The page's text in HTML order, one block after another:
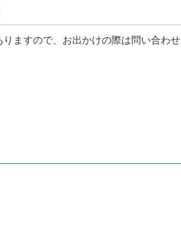
ますので、お出かけの際は問い合わせ